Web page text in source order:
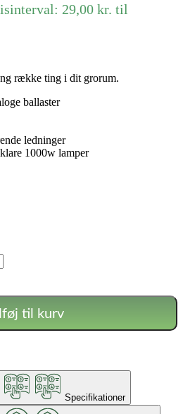
29,00 kr. til
række ting i dit grorum.
ballaster
ledninger
1000w lamper
til kurv
Specifikationer